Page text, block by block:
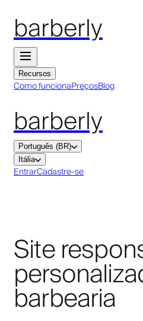
barberly
Recursos
Como funcionaPreçosBlog
barberly
Português (BR)
Itália
EntrarCadastre-se
Site
barbearia